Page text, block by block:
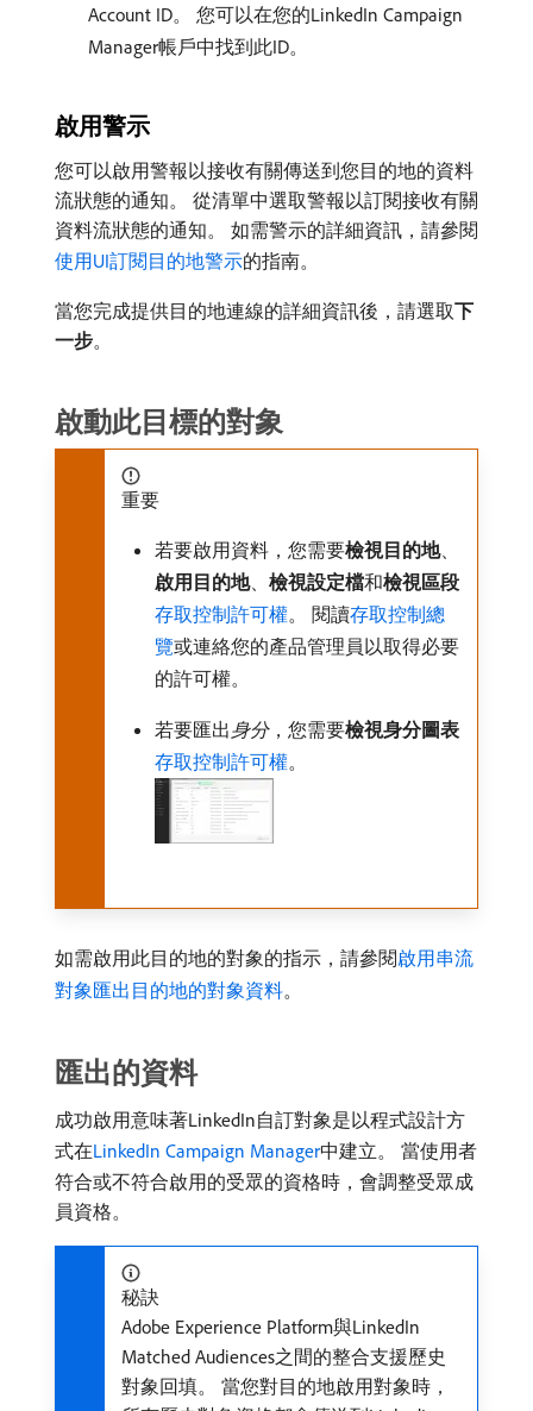
Account ID。 您可以在您的LinkedIn Campaign
Manager帳戶中找到此ID。
啟用警示
您可以啟用警報以接收有關傳送到您目的地的資料
流狀態的通知。 從清單中選取警報以訂閱接收有關
資料流狀態的通知。 如需警示的詳細資訊，請參閱
使用UI訂閱目的地警示的指南。
當您完成提供目的地連線的詳細資訊後，請選取​下
一步。
啟動此目標的對象
重要
若要啟用資料，您需要​檢視目的地、
啟用目的地、 檢視設定檔​和​檢視區段
存取控制許可權。 閱讀存取控制總
覽或連絡您的產品管理員以取得必要
的許可權。
若要匯出​身分，您需要​檢視身分圖表
存取控制許可權。
如需啟用此目的地的對象的指示，請參閱啟用串流
對象匯出目的地的對象資料。
匯出的資料
成功啟用意味著LinkedIn自訂對象是以程式設計方
式在LinkedIn Campaign Manager中建立。 當使用者
符合或不符合啟用的受眾的資格時，會調整受眾成
員資格。
秘訣
Adobe Experience Platform與LinkedIn
Matched Audiences之間的整合支援歷史
對象回填。 當您對目的地啟用對象時，